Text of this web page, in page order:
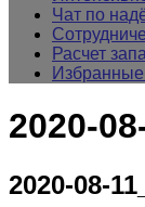
Чат по
Расчет
2020-
2020-08-